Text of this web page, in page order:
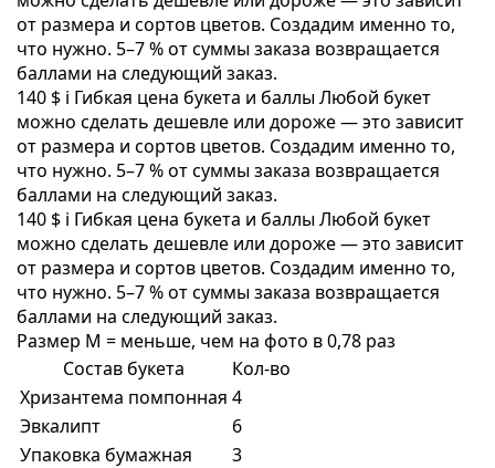
от размера и сортов цветов. Создадим именно то,
что нужно. 5–7 % от суммы заказа возвращается
баллами на следующий заказ.
140 $ i Гибкая цена букета и баллыЛюбой букет
можно сделать дешевле или дороже — это зависит
от размера и сортов цветов. Создадим именно то,
что нужно. 5–7 % от суммы заказа возвращается
баллами на следующий заказ.
140 $ i Гибкая цена букета и баллыЛюбой букет
можно сделать дешевле или дороже — это зависит
от размера и сортов цветов. Создадим именно то,
что нужно. 5–7 % от суммы заказа возвращается
баллами на следующий заказ.
Размер M = меньше, чем на фото в 0,78 раз
Состав букета
Кол-во
Хризантема помпонная 4
Эвкалипт
6
Упаковка бумажная
3